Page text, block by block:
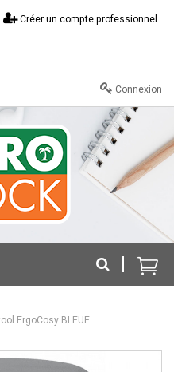
Créer un compte professionnel
Connexion
ErgoCosy BLEUE